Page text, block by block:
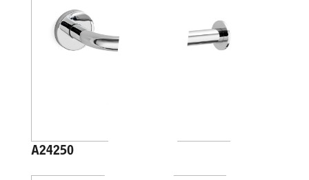
A24250